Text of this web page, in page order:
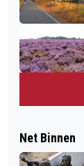
Net Binnen